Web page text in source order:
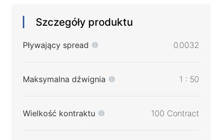
Szczegóły produktu
Pływający spread 0.0032
Maksymalna dźwignia 1 : 50
Wielkość kontraktu 100 Contract